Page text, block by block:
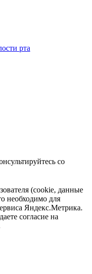
рта
(cookie, данные
необходимо для
Яндекс.Метрика.
согласие на